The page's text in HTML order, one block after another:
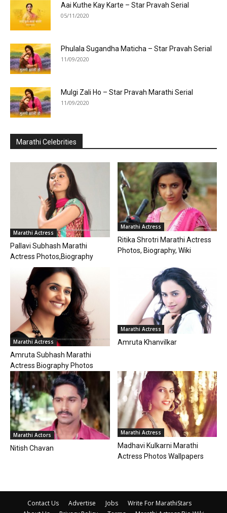
Aai Kuthe Kay Karte – Star Pravah Serial
05/11/2020
Phulala Sugandha Maticha – Star Pravah Serial
11/09/2020
Mulgi Zali Ho – Star Pravah Marathi Serial
11/09/2020
Marathi Celebrities
Marathi Actress
Pallavi Subhash Marathi
Actress Photos,Biography
Marathi Actress
Ritika Shrotri Marathi Actress
Photos, Biography, Wiki
Marathi Actress
Amruta Subhash Marathi
Actress Biography Photos
Marathi Actress
Amruta Khanvilkar
Marathi Actors
Nitish Chavan
Marathi Actress
Madhavi Kulkarni Marathi
Actress Photos Wallpapers
Contact Us Advertise Jobs
Write For MarathiStars